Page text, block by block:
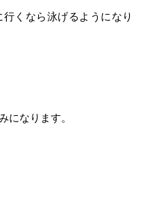
くなら泳げるようになり
になります。